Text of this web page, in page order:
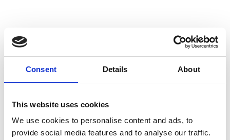
Consent Details About
This website uses cookies
We use cookies to personalise content and ads, to
provide social media features and to analyse our traffic.
Anne Juul Christophersen
Noe Kuremoto